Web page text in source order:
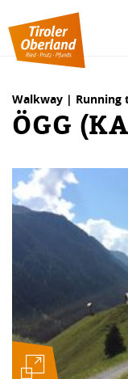
table of content
Ögg (Kaunertal)
Walkway | Running
ÖGG